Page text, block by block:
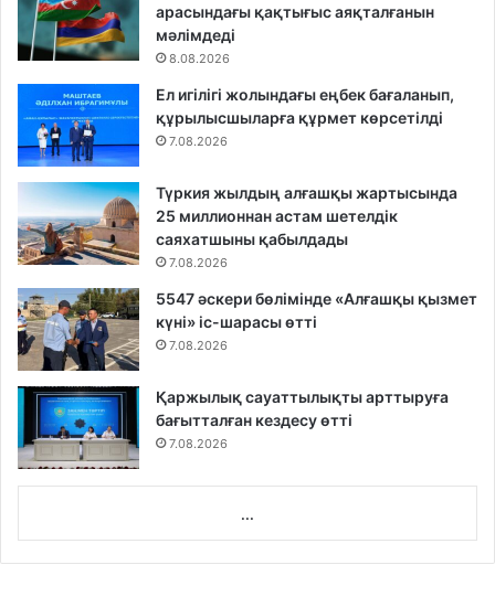
арасындағы қақтығыс аяқталғанын
мәлімдеді
8.08.2026
Ел игілігі жолындағы еңбек бағаланып,
құрылысшыларға құрмет көрсетілді
7.08.2026
Түркия жылдың алғашқы жартысында
25 миллионнан астам шетелдік
саяхатшыны қабылдады
7.08.2026
5547 әскери бөлімінде «Алғашқы қызмет
күні» іс-шарасы өтті
7.08.2026
Қаржылық сауаттылықты арттыруға
бағытталған кездесу өтті
7.08.2026
...